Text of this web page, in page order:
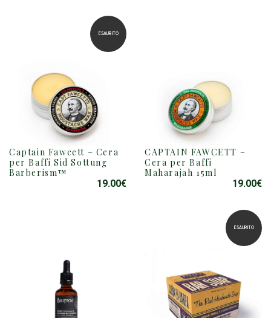
ESAURITO
Captain Fawcett – Cera
per Baffi Sid Sottung
Barberism™
19.00€
CAPTAIN FAWCETT –
Cera per Baffi
Maharajah 15ml
19.00€
ESAURITO